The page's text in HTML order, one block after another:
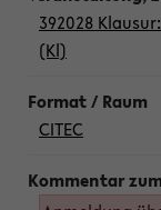
392028
(Kl)
CITEC